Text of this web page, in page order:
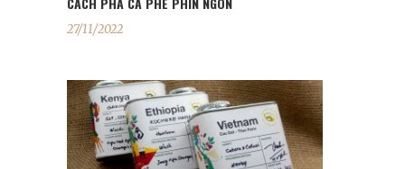
27/11/2022